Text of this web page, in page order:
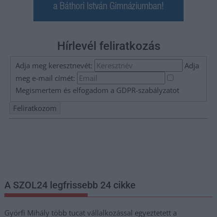
Hírlevél feliratkozás
Adja meg keresztnevét:
Adja
meg e-mail címét:
Megismertem és elfogadom a GDPR-szabályzatot
A SZOL24 legfrissebb 24 cikke
Györfi Mihály több tucat vállalkozással egyeztetett a